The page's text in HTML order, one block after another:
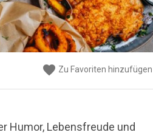
favorite Zu Favoriten hinzufügen
favorite Zu Favoriten hinzufügen
favorite Zu Favoriten hinzufügen
favorite Zu Favoriten hinzufügen
Humor, Lebensfreude und